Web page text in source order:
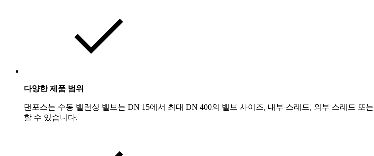
다양한 제품 범위
댄포스는 수동 밸런싱 밸브는 DN 15에서 최대 DN 400의 밸브 사이즈, 내부 스레드, 외부 스레드
할 수 있습니다.